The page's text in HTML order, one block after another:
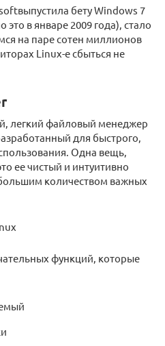
бету Windows 7
в январе 2009 года), стало
на паре сотен миллионов
Linux-е сбыться не
легкий файловый менеджер
для быстрого,
Одна вещь,
ее чистый и интуитивно
количеством важных
функций, которые